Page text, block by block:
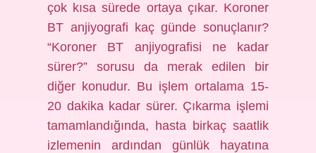
çok kısa sürede ortaya çıkar. Koroner
BT anjiyografi kaç günde sonuçlanır?
“Koroner BT anjiyografisi ne kadar
sürer?” sorusu da merak edilen bir
diğer konudur. Bu işlem ortalama 15-
20 dakika kadar sürer. Çıkarma işlemi
tamamlandığında, hasta birkaç saatlik
izlemenin ardından günlük hayatına